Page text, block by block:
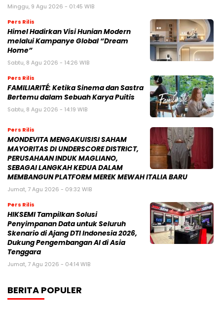
Minggu, 9 Agu 2026 - 01:45 WIB
Pers Rilis
Himel Hadirkan Visi Hunian Modern
melalui Kampanye Global “Dream
Home”
Sabtu, 8 Agu 2026 - 14:26 WIB
Pers Rilis
FAMILIARITÉ: Ketika Sinema dan Sastra
Bertemu dalam Sebuah Karya Puitis
Sabtu, 8 Agu 2026 - 14:19 WIB
Pers Rilis
MONDEVITA MENGAKUISISI SAHAM
MAYORITAS DI UNDERSCORE DISTRICT,
PERUSAHAAN INDUK MAGLIANO,
SEBAGAI LANGKAH KEDUA DALAM
MEMBANGUN PLATFORM MEREK MEWAH ITALIA BARU
Jumat, 7 Agu 2026 - 09:32 WIB
Pers Rilis
HIKSEMI Tampilkan Solusi
Penyimpanan Data untuk Seluruh
Skenario di Ajang DTI Indonesia 2026,
Dukung Pengembangan AI di Asia
Tenggara
Jumat, 7 Agu 2026 - 04:14 WIB
BERITA POPULER